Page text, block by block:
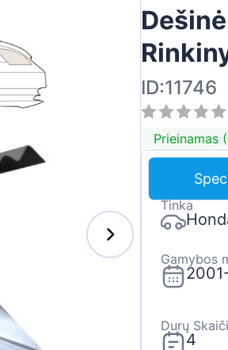
ID:11746
Prieinamas
Tinka
Gamybos
Durų
4